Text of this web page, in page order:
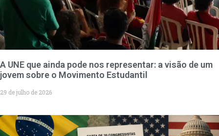
A UNE que ainda pode nos representar: a visão de um
jovem sobre o Movimento Estudantil
29 de julho de 2026